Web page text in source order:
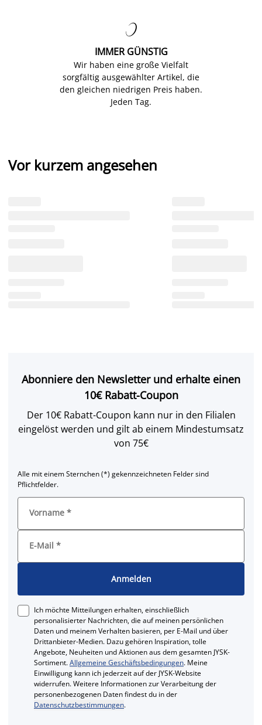

IMMER GÜNSTIG
Wir haben eine große Vielfalt
sorgfältig ausgewählter Artikel, die
den gleichen niedrigen Preis haben.
Jeden Tag.
Vor kurzem angesehen
Abonniere den Newsletter und erhalte einen
10€ Rabatt-Coupon
Der 10€ Rabatt-Coupon kann nur in den Filialen
eingelöst werden und gilt ab einem Mindestumsatz
von 75€
Alle mit einem Sternchen (*) gekennzeichneten Felder sind
Pflichtfelder.
Vorname *
E-Mail *
Anmelden
Ich möchte Mitteilungen erhalten, einschließlich
personalisierter Nachrichten, die auf meinen persönlichen
Daten und meinem Verhalten basieren, per E-Mail und über
Drittanbieter-Medien. Dazu gehören Inspiration, tolle
Angebote, Neuheiten und Aktionen aus dem gesamten JYSK-
Sortiment.Allgemeine Geschäftsbedingungen. Meine
Einwilligung kann ich jederzeit auf der JYSK-Website
widerrufen. Weitere Informationen zur Verarbeitung der
personenbezogenen Daten findest du in der
Datenschutzbestimmungen.